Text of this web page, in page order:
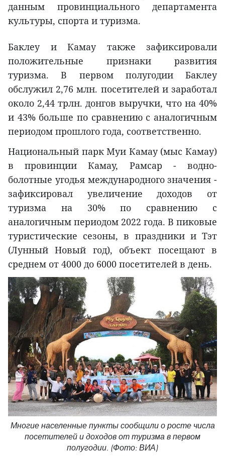
данным провинциального департамента
культуры, спорта и туризма.
Баклеу и Камау также зафиксировали
положительные признаки развития
туризма. В первом полугодии Баклеу
обслужил 2,76 млн. посетителей и заработал
около 2,44 трлн. донгов выручки, что на 40%
и 43% больше по сравнению с аналогичным
периодом прошлого года, соответственно.
Национальный парк Муи Камау (мыс Камау)
в провинции Камау, Рамсар - водно-
болотные угодья международного значения -
зафиксировал увеличение доходов от
туризма на 30% по сравнению с
аналогичным периодом 2022 года. В пиковые
туристические сезоны, в праздники и Тэт
(Лунный Новый год), объект посещают в
среднем от 4000 до 6000 посетителей в день.
Многие населенные пункты сообщили о росте числа
посетителей и доходов от туризма в первом
полугодии. (Фото: ВИА)